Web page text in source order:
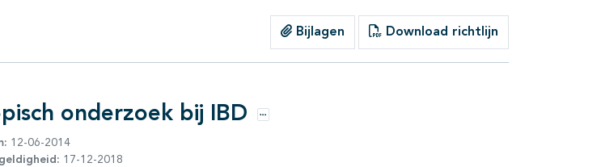
Bijlagen Download richtlijn
onderzoek bij IBD Opties
12-06-2014
17-12-2018